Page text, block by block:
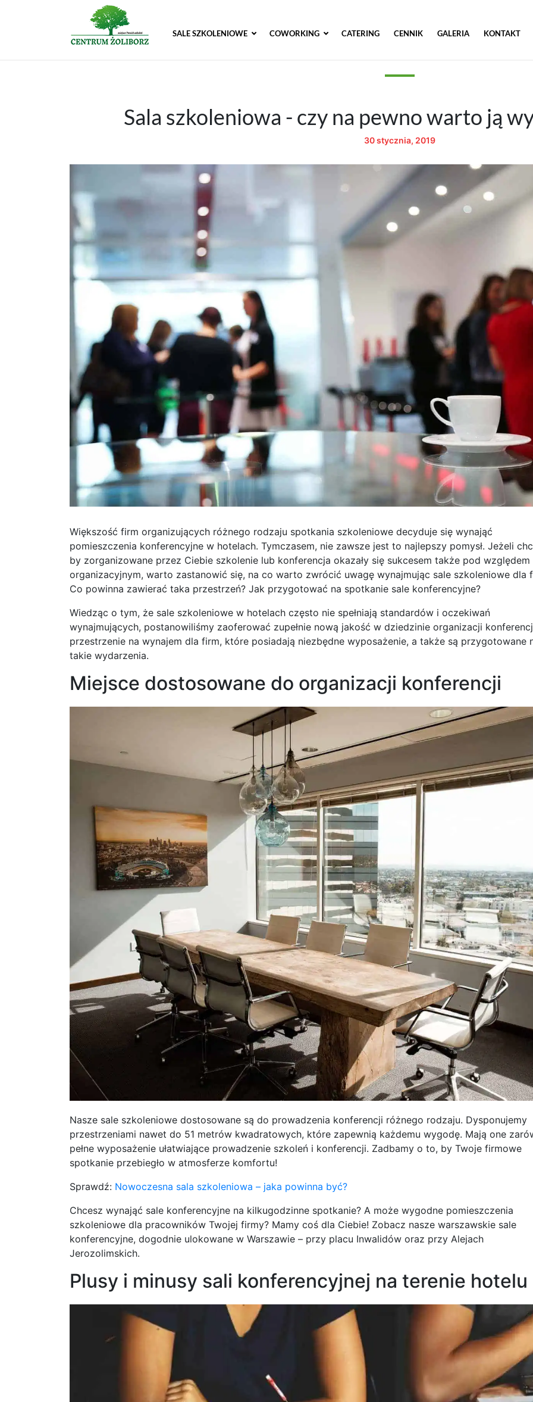
SALE SZKOLENIOWE COWORKING CATERING CENNIK GALERIA KONTAKT
Sala szkoleniowa - czy na pewno warto ją
30 stycznia, 2019
Większość firm organizujących różnego rodzaju spotkania szkoleniowe decyduje się wynająć
pomieszczenia konferencyjne w hotelach. Tymczasem, nie zawsze jest to najlepszy pomysł. Jeżeli
by zorganizowane przez Ciebie szkolenie lub konferencja okazały się sukcesem także pod względem
organizacyjnym, warto zastanowić się, na co warto zwrócić uwagę wynajmując sale szkoleniowe dla
Co powinna zawierać taka przestrzeń? Jak przygotować na spotkanie sale konferencyjne?
Wiedząc o tym, że sale szkoleniowe w hotelach często nie spełniają standardów i oczekiwań
wynajmujących, postanowiliśmy zaoferować zupełnie nową jakość w dziedzinie organizacji
przestrzenie na wynajem dla firm, które posiadają niezbędne wyposażenie, a także są przygotowane
takie wydarzenia.
Miejsce dostosowane do organizacji konferencji
Nasze sale szkoleniowe dostosowane są do prowadzenia konferencji różnego rodzaju. Dysponujemy
przestrzeniami nawet do 51 metrów kwadratowych, które zapewnią każdemu wygodę. Mają one
pełne wyposażenie ułatwiające prowadzenie szkoleń i konferencji. Zadbamy o to, by Twoje firmowe
spotkanie przebiegło w atmosferze komfortu!
Sprawdź: Nowoczesna sala szkoleniowa – jaka powinna być?
Chcesz wynająć sale konferencyjne na kilkugodzinne spotkanie? A może wygodne pomieszczenia
szkoleniowe dla pracowników Twojej firmy? Mamy coś dla Ciebie! Zobacz nasze warszawskie sale
konferencyjne, dogodnie ulokowane w Warszawie – przy placu Inwalidów oraz przy Alejach
Jerozolimskich.
Plusy i minusy sali konferencyjnej na terenie hotelu